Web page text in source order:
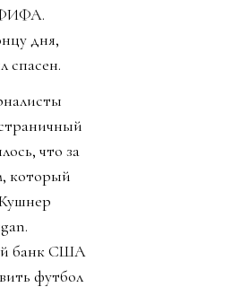
ФИФА.
дня,
спасен.
что за
который
банк США
футбол